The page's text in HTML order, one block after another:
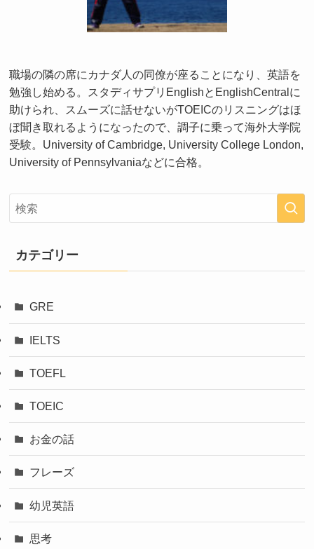
職場の隣の席にカナダ人の同僚が座ることになり、英語を
勉強し始める。スタディサプリEnglishとEnglishCentralに
助けられ、スムーズに話せないがTOEICのリスニングはほ
ぼ聞き取れるようになったので、調子に乗って海外大学院
受験。University of Cambridge, University College London,
University of Pennsylvaniaなどに合格。
カテゴリー
GRE
IELTS
TOEFL
TOEIC
お金の話
フレーズ
幼児英語
思考